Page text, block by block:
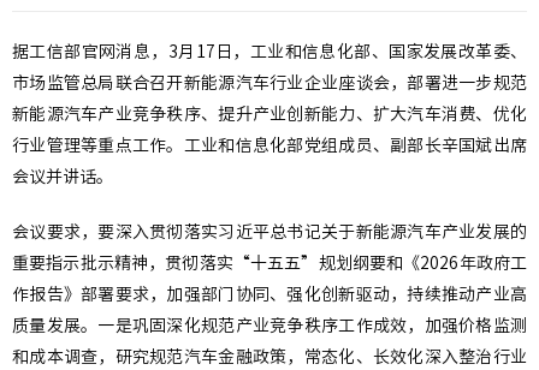
据工信部官网消息，3月17日，工业和信息化部、国家发展改革委、
市场监管总局联合召开新能源汽车行业企业座谈会，部署进一步规范
新能源汽车产业竞争秩序、提升产业创新能力、扩大汽车消费、优化
行业管理等重点工作。工业和信息化部党组成员、副部长辛国斌出席
会议并讲话。
会议要求，要深入贯彻落实习近平总书记关于新能源汽车产业发展的
重要指示批示精神，贯彻落实“十五五”规划纲要和《2026年政府工
作报告》部署要求，加强部门协同、强化创新驱动，持续推动产业高
质量发展。一是巩固深化规范产业竞争秩序工作成效，加强价格监测
和成本调查，研究规范汽车金融政策，常态化、长效化深入整治行业